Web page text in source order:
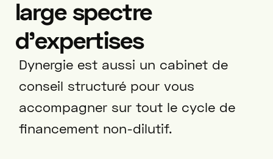
large spectre
d’expertises
Dynergie est aussi un cabinet de
conseil structuré pour vous
accompagner sur tout le cycle de
financement non-dilutif.